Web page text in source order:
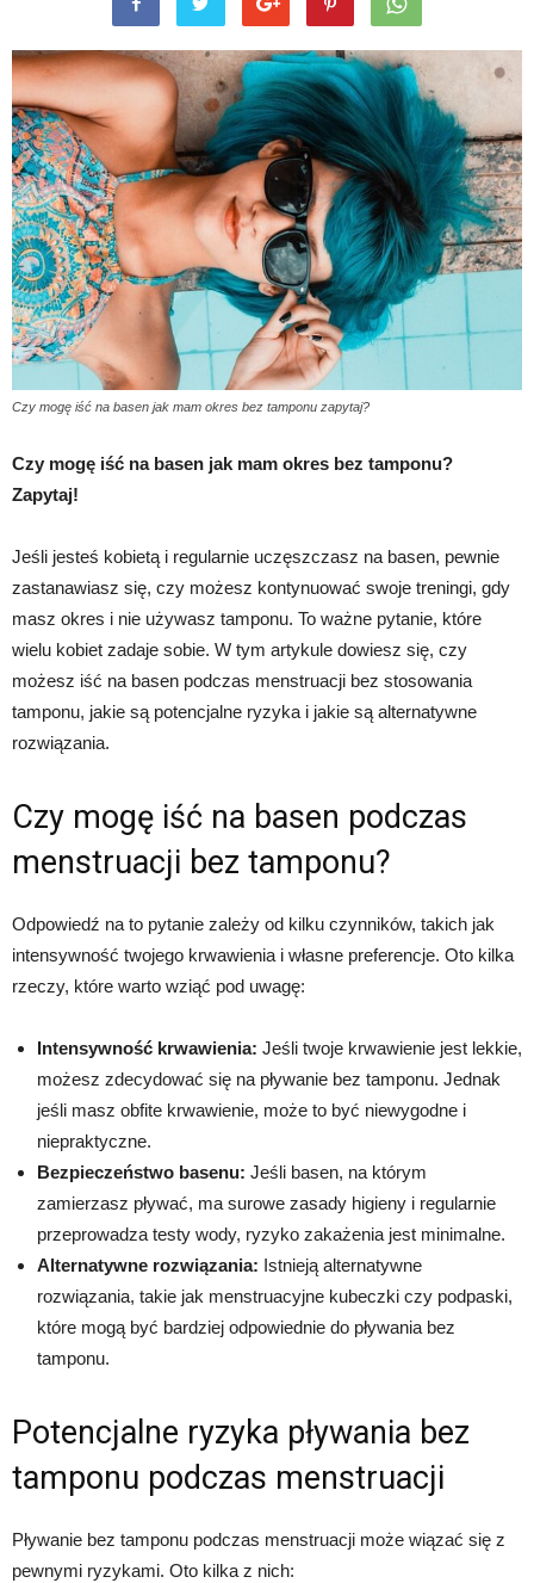
Czy mogę iść na basen jak mam okres bez tamponu zapytaj?
Czy mogę iść na basen jak mam okres bez tamponu?
Zapytaj!
Jeśli jesteś kobietą i regularnie uczęszczasz na basen, pewnie
zastanawiasz się, czy możesz kontynuować swoje treningi, gdy
masz okres i nie używasz tamponu. To ważne pytanie, które
wielu kobiet zadaje sobie. W tym artykule dowiesz się, czy
możesz iść na basen podczas menstruacji bez stosowania
tamponu, jakie są potencjalne ryzyka i jakie są alternatywne
rozwiązania.
Czy mogę iść na basen podczas
menstruacji bez tamponu?
Odpowiedź na to pytanie zależy od kilku czynników, takich jak
intensywność twojego krwawienia i własne preferencje. Oto kilka
rzeczy, które warto wziąć pod uwagę:
Intensywność krwawienia: Jeśli twoje krwawienie jest lekkie,
możesz zdecydować się na pływanie bez tamponu. Jednak
jeśli masz obfite krwawienie, może to być niewygodne i
niepraktyczne.
Bezpieczeństwo basenu: Jeśli basen, na którym
zamierzasz pływać, ma surowe zasady higieny i regularnie
przeprowadza testy wody, ryzyko zakażenia jest minimalne.
Alternatywne rozwiązania: Istnieją alternatywne
rozwiązania, takie jak menstruacyjne kubeczki czy podpaski,
które mogą być bardziej odpowiednie do pływania bez
tamponu.
Potencjalne ryzyka pływania bez
tamponu podczas menstruacji
Pływanie bez tamponu podczas menstruacji może wiązać się z
pewnymi ryzykami. Oto kilka z nich: